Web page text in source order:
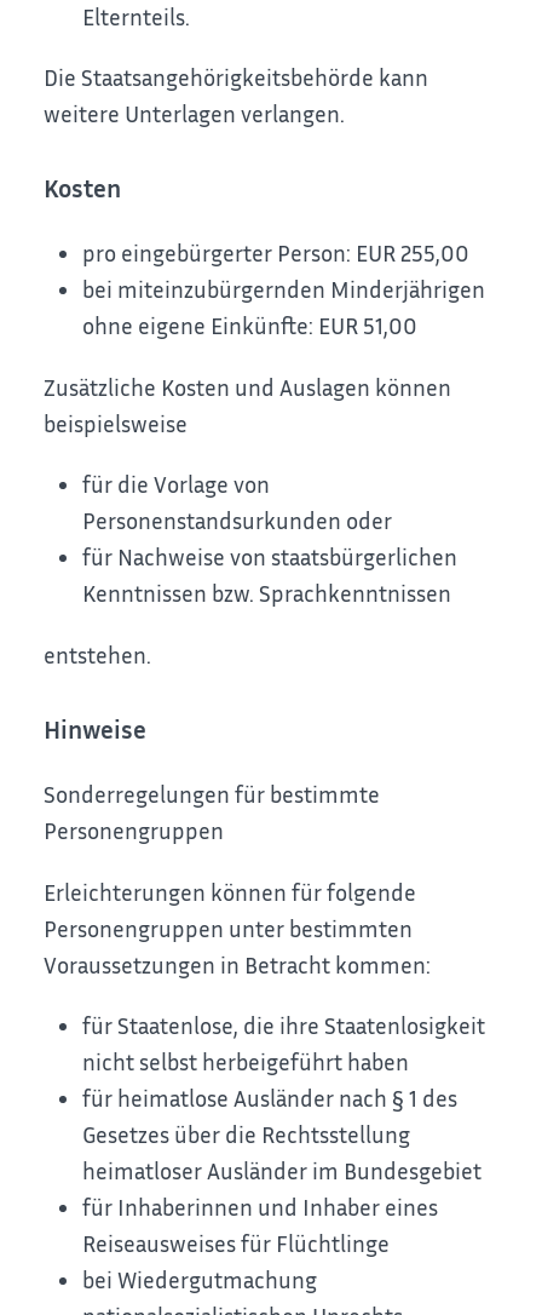
Elternteils.
Die Staatsangehörigkeitsbehörde kann
weitere Unterlagen verlangen.
Kosten
pro eingebürgerter Person: EUR 255,00
bei miteinzubürgernden Minderjährigen
ohne eigene Einkünfte: EUR 51,00
Zusätzliche Kosten und Auslagen können
beispielsweise
für die Vorlage von
Personenstandsurkunden oder
für Nachweise von staatsbürgerlichen
Kenntnissen bzw. Sprachkenntnissen
entstehen.
Hinweise
Sonderregelungen für bestimmte
Personengruppen
Erleichterungen können für folgende
Personengruppen unter bestimmten
Voraussetzungen in Betracht kommen:
für Staatenlose, die ihre Staatenlosigkeit
nicht selbst herbeigeführt haben
für heimatlose Ausländer nach § 1 des
Gesetzes über die Rechtsstellung
heimatloser Ausländer im Bundesgebiet
für Inhaberinnen und Inhaber eines
Reiseausweises für Flüchtlinge
bei Wiedergutmachung